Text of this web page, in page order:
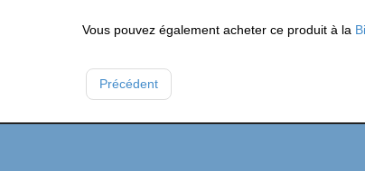
Vous pouvez également acheter ce produit à la
Précédent